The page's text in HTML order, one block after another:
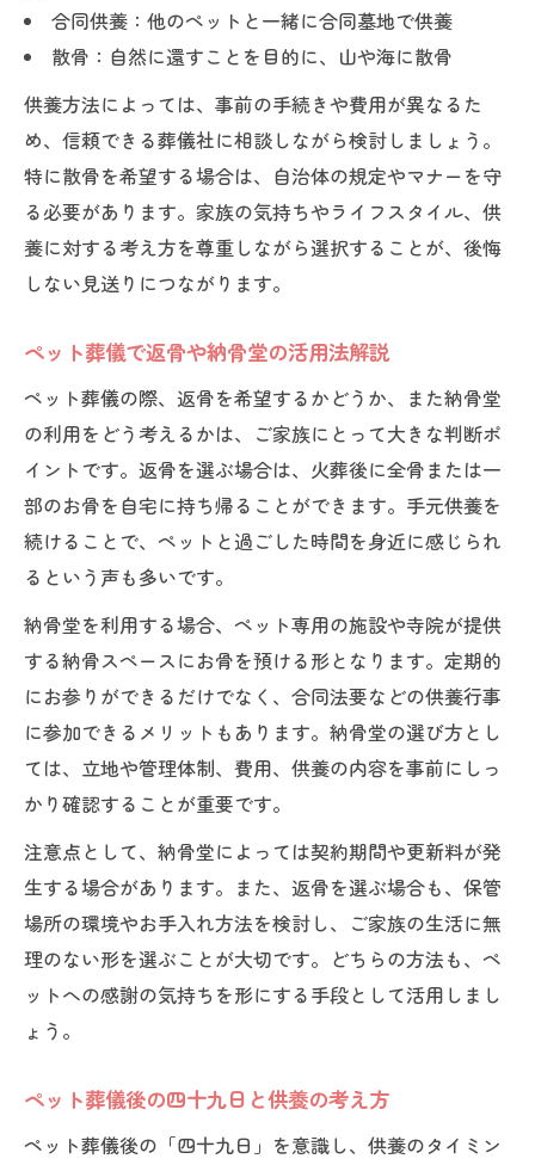
合同供養：他のペットと一緒に合同墓地で供養
散骨：自然に還すことを目的に、山や海に散骨
供養方法によっては、事前の手続きや費用が異なるた
め、信頼できる葬儀社に相談しながら検討しましょう。
特に散骨を希望する場合は、自治体の規定やマナーを守
る必要があります。家族の気持ちやライフスタイル、供
養に対する考え方を尊重しながら選択することが、後悔
しない見送りにつながります。
ペット葬儀で返骨や納骨堂の活用法解説
ペット葬儀の際、返骨を希望するかどうか、また納骨堂
の利用をどう考えるかは、ご家族にとって大きな判断ポ
イントです。返骨を選ぶ場合は、火葬後に全骨または一
部のお骨を自宅に持ち帰ることができます。手元供養を
続けることで、ペットと過ごした時間を身近に感じられ
るという声も多いです。
納骨堂を利用する場合、ペット専用の施設や寺院が提供
する納骨スペースにお骨を預ける形となります。定期的
にお参りができるだけでなく、合同法要などの供養行事
に参加できるメリットもあります。納骨堂の選び方とし
ては、立地や管理体制、費用、供養の内容を事前にしっ
かり確認することが重要です。
注意点として、納骨堂によっては契約期間や更新料が発
生する場合があります。また、返骨を選ぶ場合も、保管
場所の環境やお手入れ方法を検討し、ご家族の生活に無
理のない形を選ぶことが大切です。どちらの方法も、ペ
ットへの感謝の気持ちを形にする手段として活用しまし
ょう。
ペット葬儀後の四十九日と供養の考え方
ペット葬儀後の「四十九日」を意識し、供養のタイミン